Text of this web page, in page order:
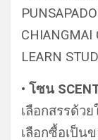
CHIANGMAI
LEARN
• โซน
เลือกสรรด้ว
เลือกซื้อเป็น